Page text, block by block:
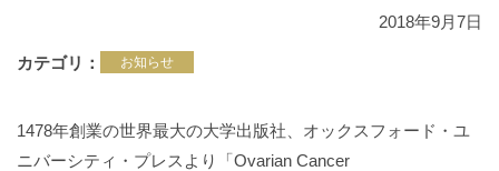
2018年9月7日
カテゴリ お知らせ
1478年創業の世界最大の大学出版社、 オックスフォード・ユ
ニバーシティ・プレスより「Ovarian Cancer